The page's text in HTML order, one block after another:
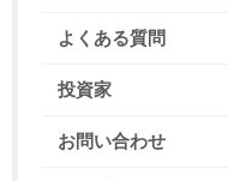
よくある質問
投資家
お問い合わせ